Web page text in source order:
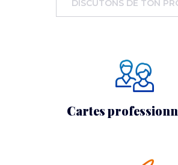
DISCUTONS DE TON
Cartes